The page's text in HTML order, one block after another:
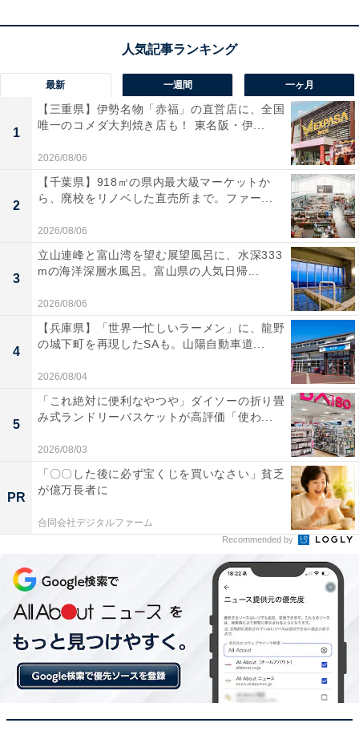
耳を塞がないインナーイヤー型でありながら、実測で電
車の走行音を19.7dBカットできることが検証されてお
り、初代AirPods Proに匹敵するノイズキャンセリング性
能と評価されています。「電車通勤でも人の話し声が小
さくなり音量を上げなくてよくなった」「私鉄線では
AirPods Pro 2と同じぐらい静かに音楽に集中できた」と
いう声が多く、「開放型でここまでノイキャンが効くと
は思わなかった」という驚きの声が目立ちます。
軽量ボディと、耳をふさがない構造
約4gの軽量ボディと耳を塞がない構造により、テレワー
ク中の通話や長時間のリスニングで「付けていることを
忘れる」という評価が目立ちます。耳の形に合わず落ち
やすいという声もある一方、Appleが5000万以上のデー
タポイントから設計した形状で前世代より装着安定性が
向上しています。
iPhone・Apple製品とのシームレスな連携
ケースを開けるだけでiPhoneにポップアップ表示・自動
ペアリングし、iPhone・iPad・Mac間での自動切り替え
も対応しています。「通話やオンライン会議でもストレ
スが少ない」「Apple製品間の接続切り替えがスムーズ
すぎて他社製品に戻れなくなった」という声が多く、
Apple製品を日常的に使っている人にとって連携の自然
さが決定的な差になっています。
最新 一週間 一ヶ月
1
【三重県】伊勢名物「赤福」の直営店に、全国
唯一のコメダ大判焼き店も！ 東名阪・伊...
2026/08/06
2
【千葉県】918㎡の県内最大級マーケットか
ら、廃校をリノベした直売所まで。ファー...
2026/08/06
3
立山連峰と富山湾を望む展望風呂に、水深333
mの海洋深層水風呂。富山県の人気日帰...
2026/08/06
4
【兵庫県】「世界一忙しいラーメン」に、龍野
の城下町を再現したSAも。山陽自動車道...
2026/08/04
5
「これ絶対に便利なやつや」ダイソーの折り畳
み式ランドリーバスケットが高評価「使わ...
2026/08/03
PR
「〇〇した後に必ず宝くじを買いなさい」貧乏
が億万長者に
合同会社デジタルファーム
Recommended by